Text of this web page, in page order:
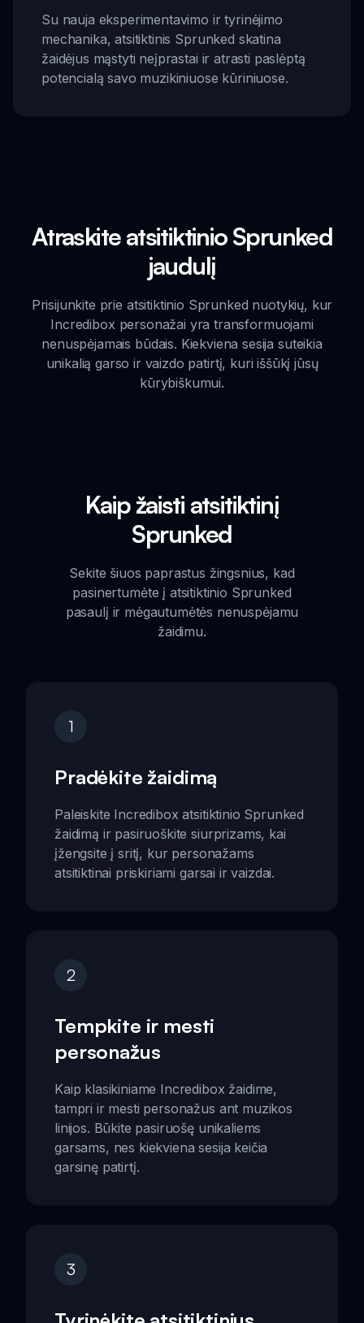
Su nauja eksperimentavimo ir tyrinėjimo
mechanika, atsitiktinis Sprunked skatina
žaidėjus mąstyti neįprastai ir atrasti paslėptą
potencialą savo muzikiniuose kūriniuose.
Atraskite atsitiktinio Sprunked
jaudulį
Prisijunkite prie atsitiktinio Sprunked nuotykių, kur
Incredibox personažai yra transformuojami
nenuspėjamais būdais. Kiekviena sesija suteikia
unikalią garso ir vaizdo patirtį, kuri iššūkį jūsų
kūrybiškumui.
Kaip žaisti atsitiktinį
Sprunked
Sekite šiuos paprastus žingsnius, kad
pasinertumėte į atsitiktinio Sprunked
pasaulį ir mėgautumėtės nenuspėjamu
žaidimu.
1
Pradėkite žaidimą
Paleiskite Incredibox atsitiktinio Sprunked
žaidimą ir pasiruoškite siurprizams, kai
įžengsite į sritį, kur personažams
atsitiktinai priskiriami garsai ir vaizdai.
2
Tempkite ir mesti
personažus
Kaip klasikiniame Incredibox žaidime,
tampri ir mesti personažus ant muzikos
linijos. Būkite pasiruošę unikaliems
garsams, nes kiekviena sesija keičia
garsinę patirtį.
3